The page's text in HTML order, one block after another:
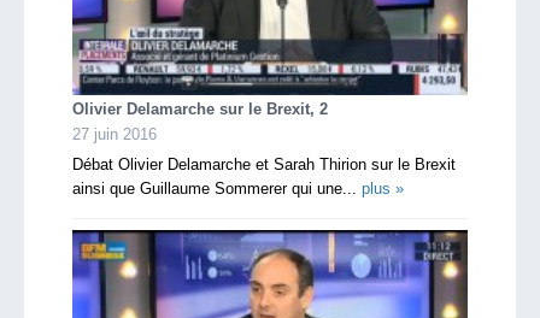
Olivier Delamarche sur le Brexit, 2
27 juin 2016
Débat Olivier Delamarche et Sarah Thirion sur le Brexit
ainsi que Guillaume Sommerer qui une... plus »